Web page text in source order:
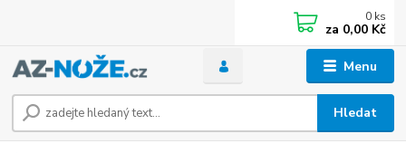
Menu
Hledat
0 ks
za 0,00 Kč